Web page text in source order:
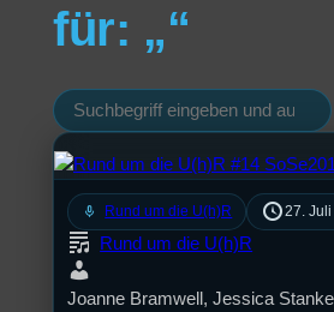
für: „“
Suchen
mic Rund um die U(h)R 27. Juli
Rund um die U(h)R
Joanne Bramwell, Jessica